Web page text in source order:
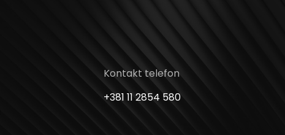
Kontakt telefon
+381 11 2854 580